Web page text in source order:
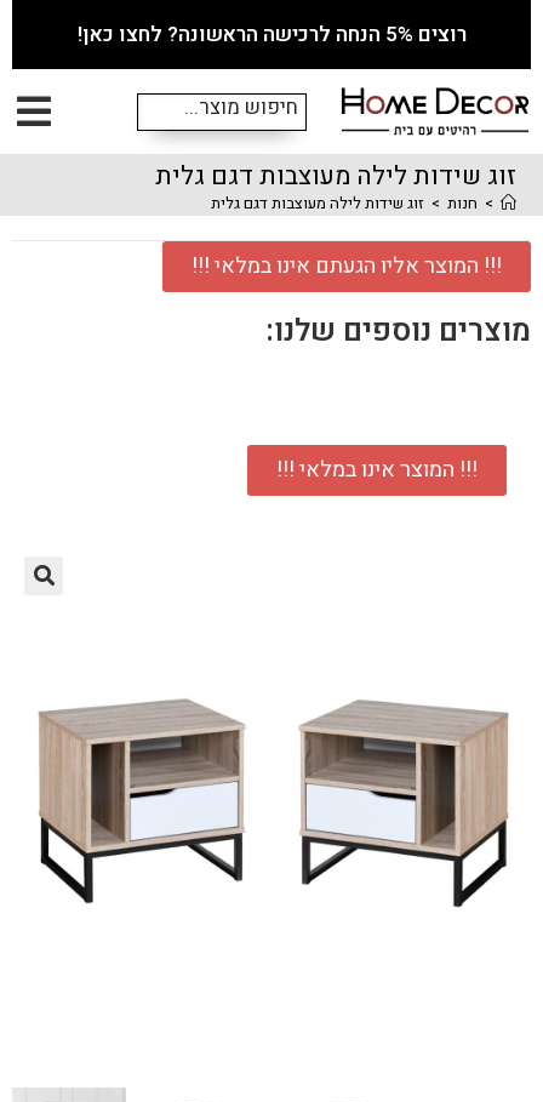
רוצים 5% הנחה לרכישה הראשונה? לחצו כאן!
זוג שידות לילה מעוצבות דגם גלית
> חנות > זוג שידות לילה מעוצבות דגם גלית
!!! המוצר אליו הגעתם אינו במלאי !!!
מוצרים נוספים שלנו:
!!! המוצר אינו במלאי !!!